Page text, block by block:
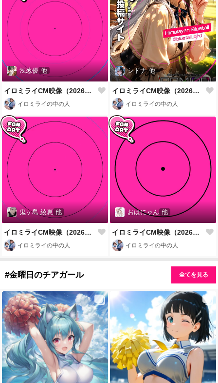
浅葱優 他
イロミライCM映像（2026年7月、秋葉原駅、天汐香弓、うめたな、御厨りお、花うさぎ編）
イロミライの中の人
シドナ 他
イロミライCM映像（2026年7月、秋葉原駅、Himalayan Bluetail、ふぃあ、お玉じゃっく氏、yanagid編）
イロミライの中の人
鬼ヶ島 綾恵 他
イロミライCM映像（2026年7月、秋葉原駅、(有)もんた川 みーこぷーむ、伊集みかん、ろちゃ/Rocha、Gun2a編）
イロミライの中の人
おはにゃん 他
イロミライCM映像（2026年7月、秋葉原駅、やまとあい、貴朱音、わいるどニャン子、れみゅえるる編）
イロミライの中の人
#金曜日のチアガール 全てを見る